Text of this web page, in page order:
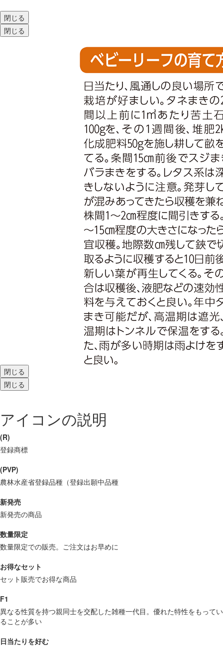
閉じる
閉じる
閉じる
閉じる
アイコンの説明
(R)
登録商標
(PVP)
農林水産省登録品種（登録出願中品種
新発売
新発売の商品
数量限定
数量限定での販売。ご注文はお早めに
お得なセット
セット販売でお得な商品
F1
異なる性質を持つ親同士を交配した雑種一代目。優れた特性をもってい
ることが多い
日当たりを好む